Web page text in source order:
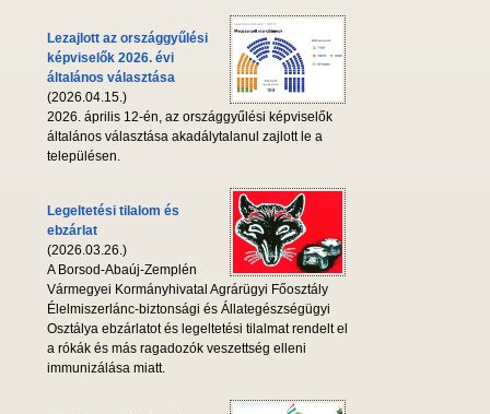
Lezajlott az országgyűlési
képviselők 2026. évi
általános választása
(2026.04.15.)
2026. április 12-én, az országgyűlési képviselők
általános választása akadálytalanul zajlott le a
településen.
Legeltetési tilalom és
ebzárlat
(2026.03.26.)
A Borsod-Abaúj-Zemplén
Vármegyei Kormányhivatal Agrárügyi Főosztály
Élelmiszerlánc-biztonsági és Állategészségügyi
Osztálya ebzárlatot és legeltetési tilalmat rendelt el
a rókák és más ragadozók veszettség elleni
immunizálása miatt.